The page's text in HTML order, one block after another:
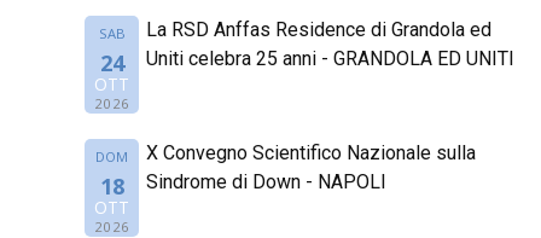
SAB
24
OTT
2026
La RSD Anffas Residence di Grandola ed
Uniti celebra 25 anni - GRANDOLA ED UNITI
DOM
18
OTT
2026
X Convegno Scientifico Nazionale sulla
Sindrome di Down - NAPOLI